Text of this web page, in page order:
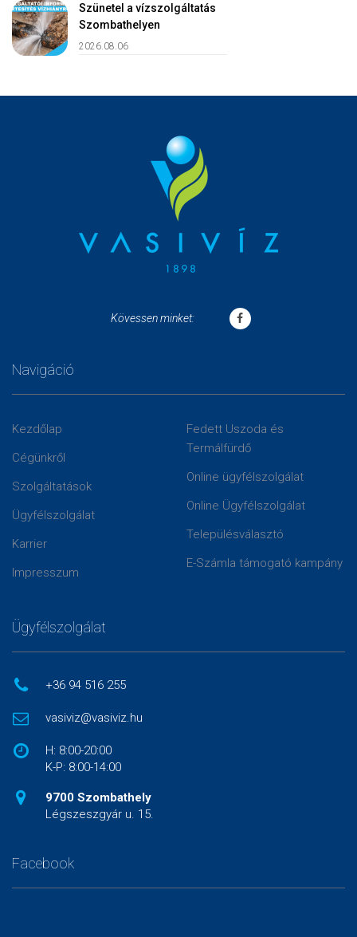
Szünetel a vízszolgáltatás
Szombathelyen
2026.08.06
Kövessen minket:
Navigáció
Kezdőlap
Cégünkről
Szolgáltatások
Ügyfélszolgálat
Karrier
Impresszum
Fedett Uszoda és
Termálfürdő
Online ügyfélszolgálat
Online Ügyfélszolgálat
Településválasztó
E-Számla támogató kampány
Ügyfélszolgálat
+36 94 516 255
vasiviz@vasiviz.hu
H: 8:00-20:00
K-P: 8:00-14:00
9700 Szombathely
Légszeszgyár u. 15.
Facebook